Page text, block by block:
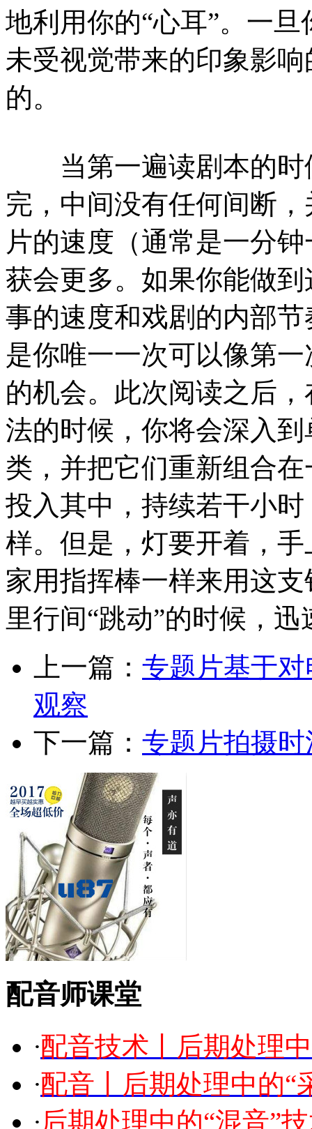
地利用你的“心耳”。一
未受视觉带来的印象影
的。
当第一遍读剧本的时
完，中间没有任何间断
片的速度（通常是一分
获会更多。如果你能做
事的速度和戏剧的内部
是你唯一一次可以像第
的机会。此次阅读之后
法的时候，你将会深入
类，并把它们重新组合
投入其中，持续若干小
样。但是，灯要开着，
家用指挥棒一样来用这
里行间“跳动”的时候，
上一篇： 专题片基于
观察
下一篇： 专题片拍摄
配音师课堂
·配音技术丨后期处理
·配音丨后期处理中的“
·后期处理中的“混音”